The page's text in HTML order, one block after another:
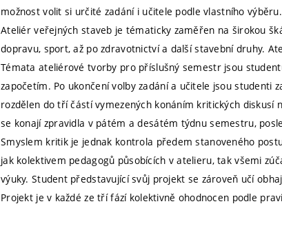
možnost volit si určité zadání i učitele podle vlastního výběru.
Ateliér veřejných staveb je tématicky zaměřen na širokou
dopravu, sport, až po zdravotnictví a další stavební druhy.
Témata ateliérové tvorby pro příslušný semestr jsou
započetím. Po ukončení volby zadání a učitele jsou studenti
rozdělen do tří částí vymezených konáním kritických
se konají zpravidla v pátém a desátém týdnu semestru,
Smyslem kritik je jednak kontrola předem stanoveného
jak kolektivem pedagogů působících v atelieru, tak všemi
výuky. Student představující svůj projekt se zároveň učí
Projekt je v každé ze tří fází kolektivně ohodnocen podle